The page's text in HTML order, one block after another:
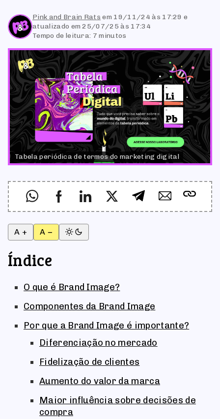
Pink and Brain Rats em 19/11/24 às 17:29e
atualizado em 25/07/25 às 17:34
Tempo de leitura: 7 minutos
Tabela periódica de termos do marketing digital
A + A −
Índice
O que é Brand Image?
Componentes da Brand Image
Por que a Brand Image é importante?
Diferenciação no mercado
Fidelização de clientes
Aumento do valor da marca
Maior influência sobre decisões de
compra